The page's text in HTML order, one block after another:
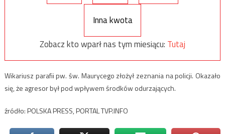
Inna kwota
Zobacz kto wparł nas tym miesiącu: Tutaj
Wikariusz parafii pw. św. Maurycego złożył zeznania na policji. Okazało
się, że agresor był pod wpływem środków odurzających.
źródło: POLSKA PRESS, PORTAL TVP.INFO